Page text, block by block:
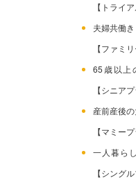
【トライ
夫婦共働
【ファミ
65歳以
【シニア
産前産
【マミー
一人暮
【シング